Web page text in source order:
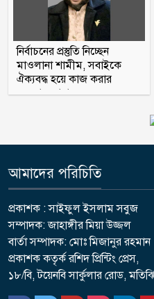
নির্বাচনের প্রস্তুতি নিচ্ছেন
মাওলানা শামীম, সবাইকে
ঐক্যবদ্ধ হয়ে কাজ করার
অহব্বান জানান
আমাদের পরিচিতি
প্রকাশক : সাইফুল ইসলাম সবুজ
সম্পাদক: জাহাঙ্গীর মিয়া উজ্জল
বার্তা সম্পাদক: মোঃ মিজানুর রহমান
প্রকাশক কতৃর্ক রশিদ প্রিন্টিং প্রেস,
১৮/বি, টয়েনবি সার্কুলার রোড,